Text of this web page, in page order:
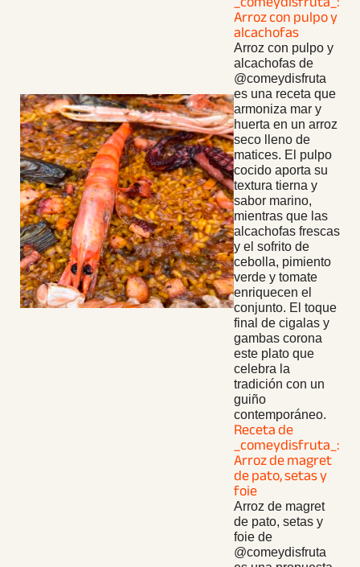
Arroz con pulpo y
alcachofas
Arroz con pulpo y
alcachofas de
@comeydisfruta
es una receta que
armoniza mar y
huerta en un arroz
seco lleno de
matices. El pulpo
cocido aporta su
textura tierna y
sabor marino,
mientras que las
alcachofas frescas
y el sofrito de
cebolla, pimiento
verde y tomate
enriquecen el
conjunto. El toque
final de cigalas y
gambas corona
este plato que
celebra la
tradición con un
guiño
contemporáneo.
Receta de
_comeydisfruta_:
Arroz de magret
de pato, setas y
foie
Arroz de magret
de pato, setas y
foie de
@comeydisfruta